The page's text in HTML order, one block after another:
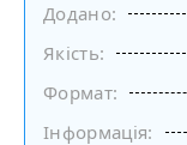
Додано:
Якість:
Формат:
Інформація: